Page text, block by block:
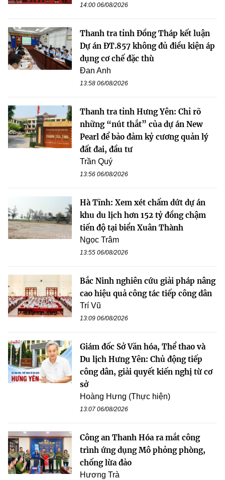
14:00 06/08/2026
Thanh tra tỉnh Đồng Tháp kết luận
Dự án ĐT.857 không đủ điều kiện áp
dụng cơ chế đặc thù
Đan Anh
13:58 06/08/2026
Thanh tra tỉnh Hưng Yên: Chỉ rõ
những “nút thắt” của dự án New
Pearl để bảo đảm kỷ cương quản lý
đất đai, đầu tư
Trần Quý
13:56 06/08/2026
Hà Tĩnh: Xem xét chấm dứt dự án
khu du lịch hơn 152 tỷ đồng chậm
tiến độ tại biển Xuân Thành
Ngọc Trâm
13:55 06/08/2026
Bắc Ninh nghiên cứu giải pháp nâng
cao hiệu quả công tác tiếp công dân
Trí Vũ
13:09 06/08/2026
Giám đốc Sở Văn hóa, Thể thao và
Du lịch Hưng Yên: Chủ động tiếp
công dân, giải quyết kiến nghị từ cơ
sở
Hoàng Hưng (Thực hiện)
13:07 06/08/2026
Công an Thanh Hóa ra mắt công
trình ứng dụng Mô phỏng phòng,
chống lừa đảo
Hương Trà